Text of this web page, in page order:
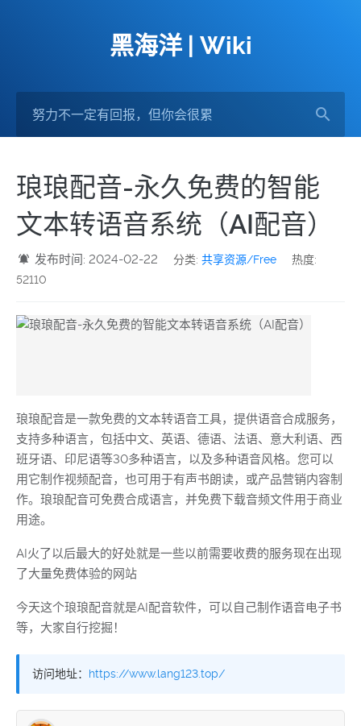
黑海洋 | Wiki
琅琅配音-永久免费的智能
文本转语音系统（AI配音）
发布时间: 2024-02-22 分类:共享资源/Free
热度:
52110
琅琅配音是一款免费的文本转语音工具，提供语音合成服务，
支持多种语言，包括中文、英语、德语、法语、意大利语、西
班牙语、印尼语等30多种语言，以及多种语音风格。您可以
用它制作视频配音，也可用于有声书朗读，或产品营销内容制
作。琅琅配音可免费合成语言，并免费下载音频文件用于商业
用途。
AI火了以后最大的好处就是一些以前需要收费的服务现在出现
了大量免费体验的网站
今天这个琅琅配音就是AI配音软件，可以自己制作语音电子书
等，大家自行挖掘！
访问地址： https://www.lang123.top/